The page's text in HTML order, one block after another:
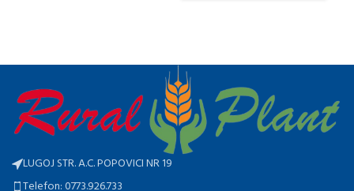
LUGOJ STR. A.C. POPOVICI NR 19
Telefon: 0773.926.733